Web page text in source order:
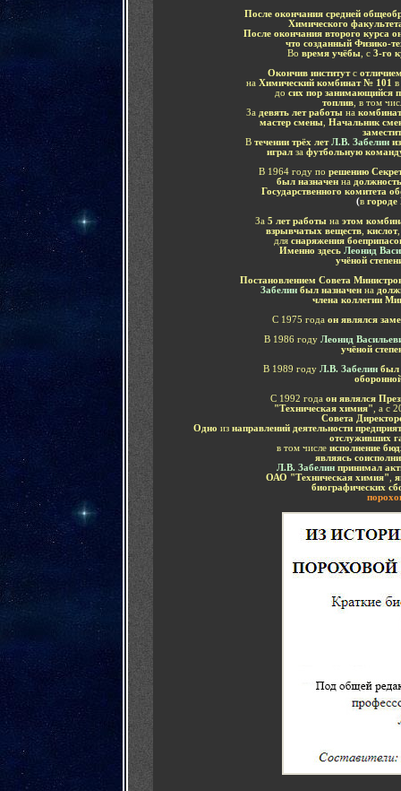
После окончания средней
Химического
После окончания второго курса
что созданный Физико-
Во время учёбы , с 3-го
Окончив институтс
на Химический комбинат № 101 в
до сих пор занимающийся
топлив, в том
За девять лет работы на
мастер смены, Начальник
В течении трёх летЛ.В. Забелин
игралза футбольную
В 1964 году по решению
был назначен на
Государственного комитета
(в городе
За 5 лет работына этом
взрывчатых веществ кислот
для снаряжения
Именно здесь Леонид
учёной
Постановлением Совета
Забелин был назначен на
члена коллегии
С 1975 года он являлся
В 1986 году Леонид
учёной
В 1989 году Л.В. Забелинбыл
С 1992 года он являлся
"Техническая химия" , а с
Совета
Одно из направлений деятельности
отслуживших
в том числеисполнение
являясь
Л.В. Забелин принимал
ОАО "Техническая химия"
биографических